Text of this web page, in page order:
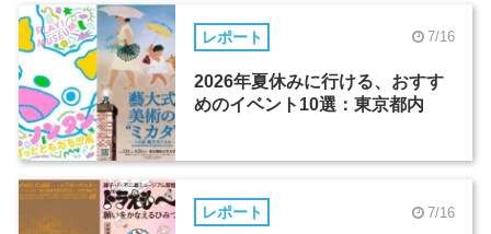
レポート 7/16
2026年夏休みに行ける、おすす
めのイベント10選：東京都内
レポート 7/16